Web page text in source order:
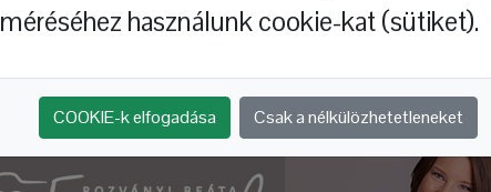
méréséhez használunk cookie-kat (sütiket).
COOKIE-k elfogadása Csak a nélkülözhetetleneket